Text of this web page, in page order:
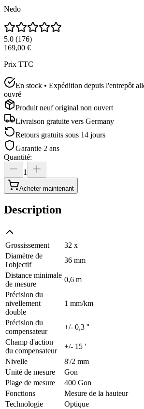
Nedo
5.0 (176)
169,00 €
Prix TTC
En stock • Expédition depuis l'entrepôt
ouvré
Produit neuf original non ouvert
Livraison gratuite vers Germany
Retours gratuits sous 14 jours
Garantie 2 ans
Quantité:
1
Acheter maintenant
Description
Grossissement
32 x
Diamètre de
l'objectif
36 mm
Distance minimale
de mesure
0,6 m
Précision du
nivellement
double
1 mm/km
Précision du
compensateur
+/- 0,3 ''
Champ d'action
du compensateur
+/- 15 '
Nivelle
8'/2 mm
Unité de mesure
Gon
Plage de mesure
400 Gon
Fonctions
Mesure de la hauteur
Technologie
Optique